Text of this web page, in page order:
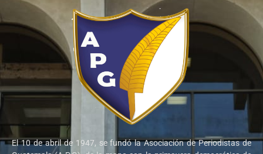
El 10 de abril de 1947, se fundó la Asociación de Periodistas de